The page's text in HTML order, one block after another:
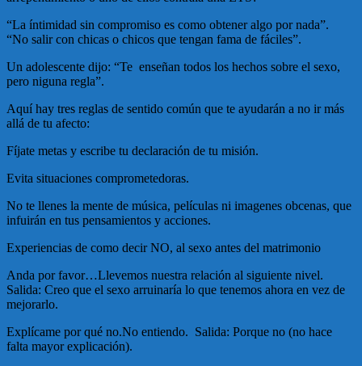
“La íntimidad sin compromiso es como obtener algo por nada”.
“No salir con chicas o chicos que tengan fama de fáciles”.
Un adolescente dijo: “Te enseñan todos los hechos sobre el sexo,
pero niguna regla”.
Aquí hay tres reglas de sentido común que te ayudarán a no ir más
allá de tu afecto:
Fíjate metas y escribe tu declaración de tu misión.
Evita situaciones comprometedoras.
No te llenes la mente de música, películas ni imagenes obcenas, que
infuirán en tus pensamientos y acciones.
Experiencias de como decir NO, al sexo antes del matrimonio
Anda por favor…Llevemos nuestra relación al siguiente nivel.
Salida: Creo que el sexo arruinaría lo que tenemos ahora en vez de
mejorarlo.
Explícame por qué no.No entiendo. Salida: Porque no (no hace
falta mayor explicación).